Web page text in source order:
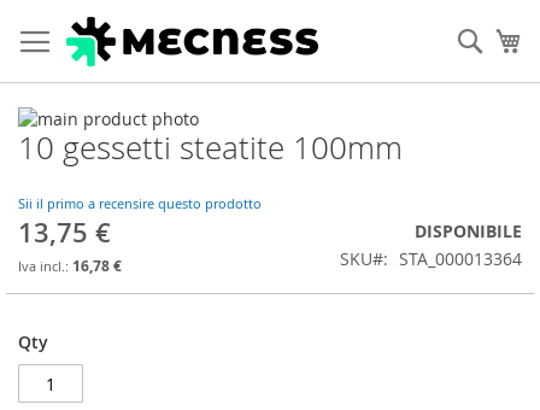
Cerca
Vai
alla
fine
galleria
di
immagini
Vai
all'inizio
galleria
di
immagini
10 gessetti steatite 100mm
Sii il primo a recensire questo prodotto
13,75 €
16,78 €
DISPONIBILE
SKU
STA_000013364
Qty